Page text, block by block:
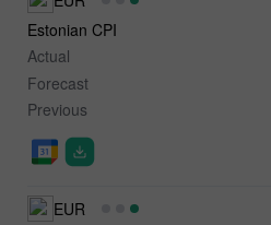
Estonian CPI
Actual
Forecast
Previous
EUR